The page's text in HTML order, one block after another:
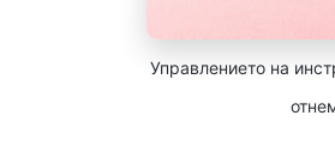
Управлението на